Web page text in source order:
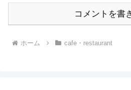
コメントを書
ホーム cafe・restaurant